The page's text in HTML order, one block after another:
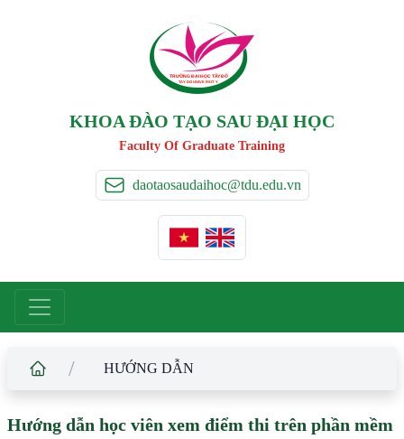
TRƯỜNG ĐẠI HỌC TÂY ĐÔ
TAY DO UNIVERSIT Y
KHOA ĐÀO TẠO SAU ĐẠI HỌC
Faculty Of Graduate Training
daotaosaudaihoc@tdu.edu.vn
/ HƯỚNG DẪN
Hướng dẫn học viên xem điểm thi trên phần mềm